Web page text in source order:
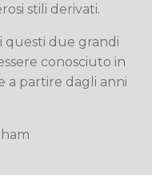
stili derivati.
questi due grandi
conosciuto in
a partire dagli anni